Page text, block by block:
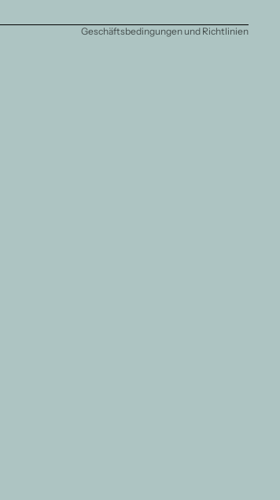
Geschäftsbedingungen und Richtlinien